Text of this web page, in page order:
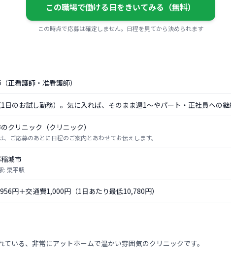
この職場で働ける日をきいてみる（無料）
この時点で応募は確定しません。日程を見てから決められます
正看護師・准看護師）
日のお試し勤務）。気に入れば、そのまま週1〜やパート・正社員への
クリニック（クリニック）
、ご応募のあとに日程のご案内とあわせてお伝えします。
城市
: 栗平駅
円＋交通費1,000円（1日あたり最低10,780円）
いる、非常にアットホームで温かい雰囲気のクリニックです。